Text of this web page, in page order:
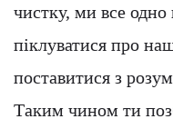
чистку, ми все
піклуватися про
поставитися з
Таким чином ти